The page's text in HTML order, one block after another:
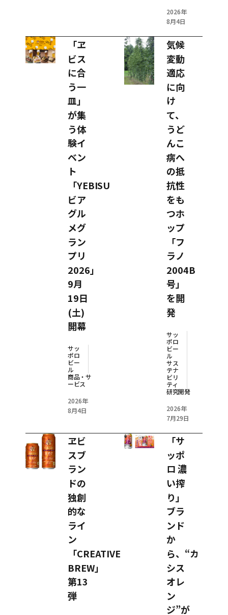
2026年
8月4日
「ヱ
ビス
に合
う一
皿」
が集
う体
験イ
ベン
ト
「YEBISU
ビア
グル
メグ
ラン
プリ
2026」
9月
19日
(土)
開幕
サッ
ポロ
ビー
ル
商品・サ
ービス
2026年
8月4日
気候
変動
適応
に向
け
て、
うど
んこ
病へ
の抵
抗性
をも
つホ
ップ
「フ
ラノ
2004B
号」
を開
発
サッ
ポロ
ビー
ル
サス
テナ
ビリ
ティ
研究開発
2026年
7月29日
ヱビ
スブ
ラン
ドの
独創
的な
ライ
ン
「CREATIVE
BREW」
第13
弾
「サ
ッポ
ロ 濃
い搾
り」
ブラ
ンド
か
ら、“カ
シス
オレ
ン
ジ”が